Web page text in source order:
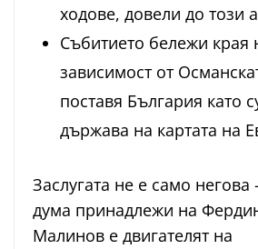
ходове, довели до този
Събитието бележи края
зависимост от
поставя България като
държава на картата на
Заслугата не е само
дума принадлежи на
Малинов е двигателят на